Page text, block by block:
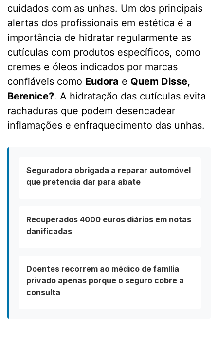
cuidados com as unhas. Um dos principais
alertas dos profissionais em estética é a
importância de hidratar regularmente as
cutículas com produtos específicos, como
cremes e óleos indicados por marcas
confiáveis como Eudora e Quem Disse,
Berenice?. A hidratação das cutículas evita
rachaduras que podem desencadear
inflamações e enfraquecimento das unhas.
Seguradora obrigada a reparar automóvel
que pretendia dar para abate
Recuperados 4000 euros diários em notas
danificadas
Doentes recorrem ao médico de família
privado apenas porque o seguro cobre a
consulta